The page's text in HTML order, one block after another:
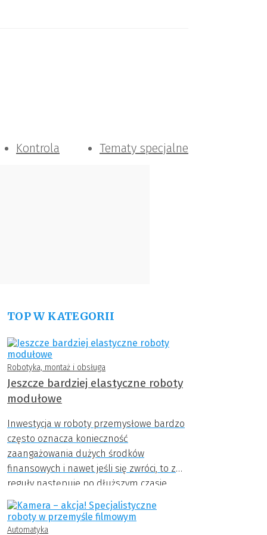
Kontrola Tematy specjalne
TOP W KATEGORII
Robotyka, montaż i obsługa
Jeszcze bardziej elastyczne roboty
modułowe
Inwestycja w roboty przemysłowe bardzo
często oznacza konieczność
zaangażowania dużych środków
finansowych i nawet jeśli się zwróci, to z
reguły następuje po dłuższym czasie.
Jeśli przedsiębiorstwo nie może sobie
pozwolić na tak duże wydatki,
rozwiązaniem może okazać się wdrażanie
Automatyka